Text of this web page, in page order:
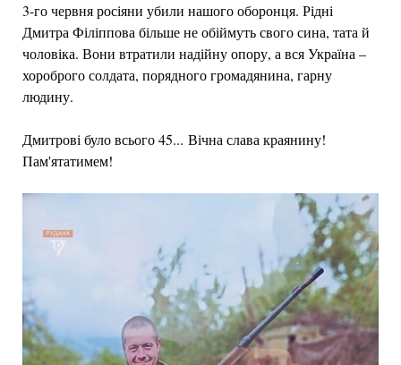
3-го червня росіяни убили нашого оборонця. Рідні
Дмитра Філіппова більше не обіймуть свого сина, тата й
чоловіка. Вони втратили надійну опору, а вся Україна –
хороброго солдата, порядного громадянина, гарну
людину.
Дмитрові було всього 45... Вічна слава краянину!
Пам'ятатимем!